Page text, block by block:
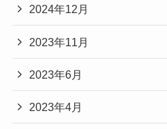
2024年12月
2023年11月
2023年6月
2023年4月